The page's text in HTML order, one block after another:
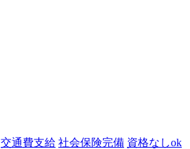
交通費支給 社会保険完備 資格なしok